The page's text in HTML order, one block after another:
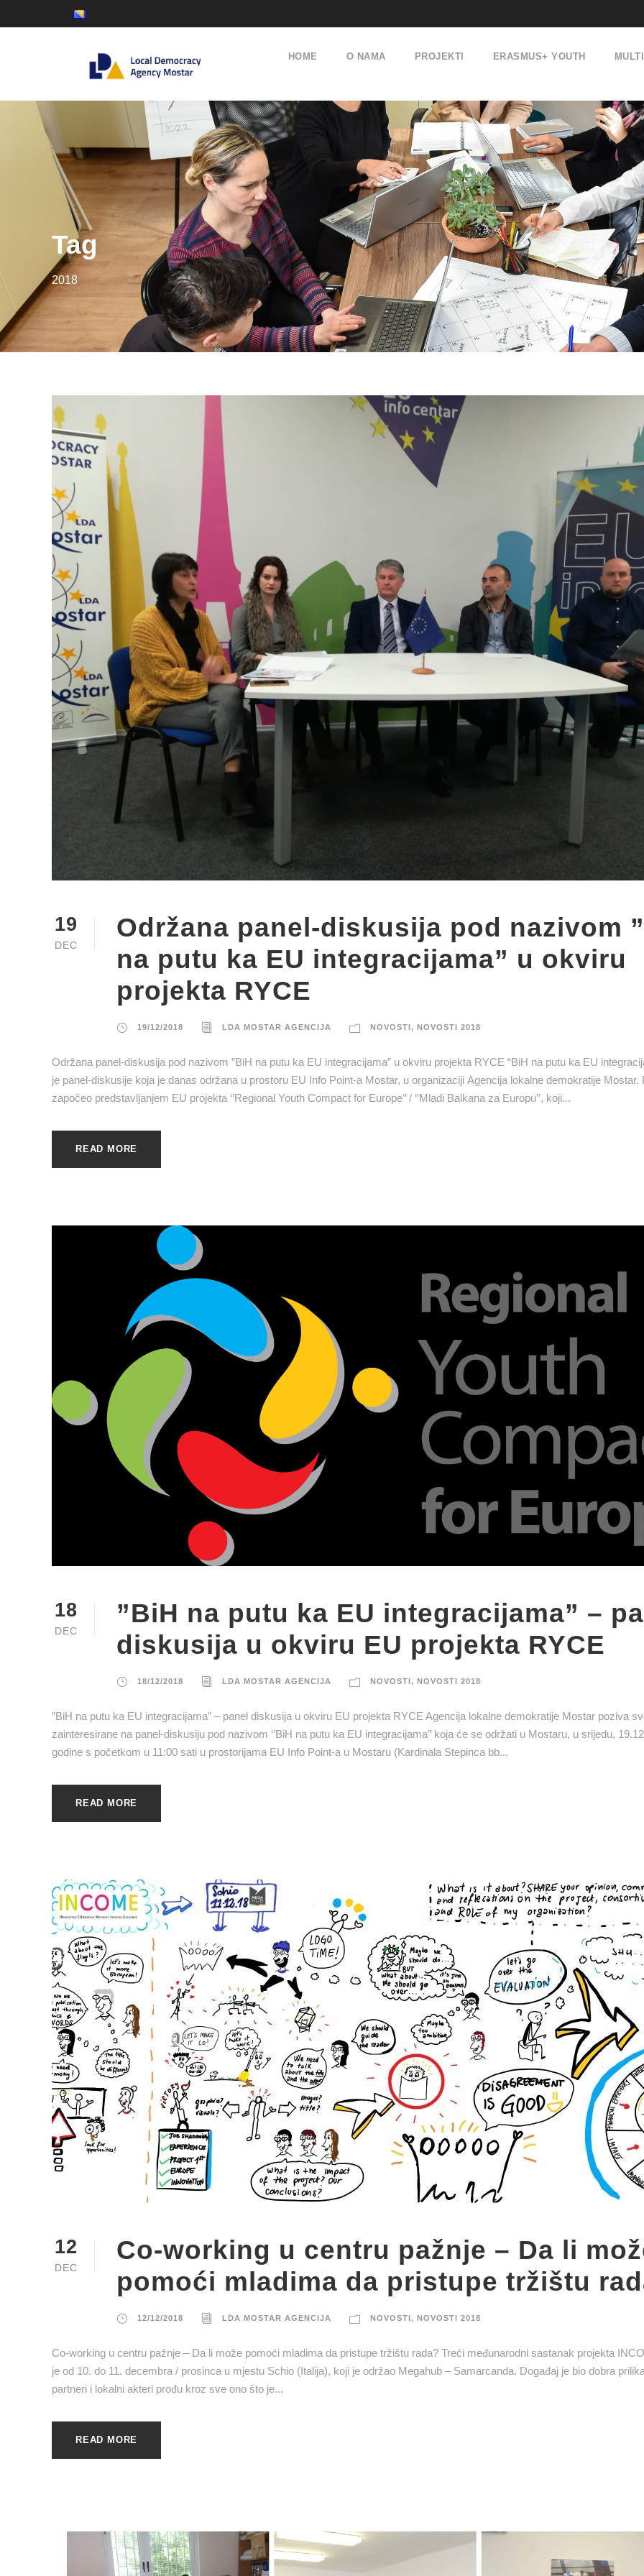
HOME O NAMA PROJEKTI ERASMUS+ YOUTH
Tag
2018
19
DEC
Održana panel-diskusija pod nazivom
na putu ka EU integracijama” u okviru
projekta RYCE
19/12/2018 LDA MOSTAR AGENCIJA NOVOSTI, NOVOSTI 2018
Održana panel-diskusija pod nazivom ”BiH na putu ka EU integracijama” u okviru projekta RYCE “BiH na putu ka EU
je panel-diskusije koja je danas održana u prostoru EU Info Point-a Mostar, u organizaciji Agencija lokalne demokratije Mostar.
započeo predstavljanjem EU projekta ‘’Regional Youth Compact for Europe’’ / ‘’Mladi Balkana za Europu’’, koji...
READ MORE
18
DEC
”BiH na putu ka EU integracijama” –
diskusija u okviru EU projekta RYCE
18/12/2018 LDA MOSTAR AGENCIJA NOVOSTI, NOVOSTI 2018
”BiH na putu ka EU integracijama” – panel diskusija u okviru EU projekta RYCE Agencija lokalne demokratije Mostar poziva
zainteresirane na panel-diskusiju pod nazivom ‘’BiH na putu ka EU integracijama’’ koja će se održati u Mostaru, u srijedu,
godine s početkom u 11:00 sati u prostorijama EU Info Point-a u Mostaru (Kardinala Stepinca bb...
READ MORE
12
DEC
Co-working u centru pažnje – Da li
pomoći mladima da pristupe tržištu
12/12/2018 LDA MOSTAR AGENCIJA NOVOSTI, NOVOSTI 2018
Co-working u centru pažnje – Da li može pomoći mladima da pristupe tržištu rada? Treći međunarodni sastanak projekta
je od 10. do 11. decembra / prosinca u mjestu Schio (Italija), koji je održao Megahub – Samarcanda. Događaj je bio dobra
partneri i lokalni akteri prođu kroz sve ono što je...
READ MORE